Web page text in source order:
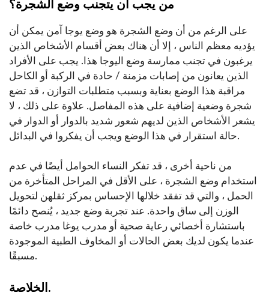
من يجب أن يتجنب وضع الشجرة؟
على الرغم من أن وضع الشجرة هو وضع يوجا آمن يمكن أن
يؤديه معظم الناس ، إلا أن هناك بعض أقسام الأشخاص الذين
يرغبون في تجنب ممارسة وضع اليوجا هذا. يجب على الأفراد
الذين يعانون من إصابات مزمنة / حادة في الركبة أو الكاحل
مراقبة هذا الوضع بعناية وبسبب متطلبات التوازن ، قد تضع
شجرة وضعية إضافية على هذه المفاصل. علاوة على ذلك ، لا
يشعر الأشخاص الذين لديهم شعور شديد بالدوار أو الدوار في
حالة استقرار في هذا الوضع ويجب أن يفكروا في البدائل.
من ناحية أخرى ، قد تفكر النساء الحوامل أيضًا في عدم
استخدام وضع الشجرة ، على الأقل في المراحل المتأخرة من
الحمل ، والتي قد تفقد خلالها الإحساس بمركز ثقلهن لتحويل
الوزن إلى ساق واحدة. عند تجربة وضع جديد ، يُنصح دائمًا
باستشارة أخصائي رعاية صحية أو مدرب يوغا مدرب خاصة
عندما يكون لديك بعض الحالات أو المخاوف الطبية الموجودة
مسبقًا.
الخلاصة.